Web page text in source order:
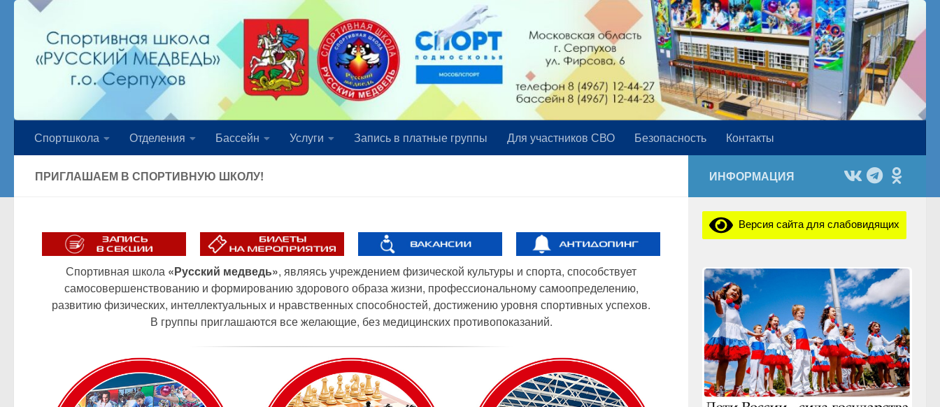
Спортшкола Отделения Бассейн Услуги Запись в платные группы Для участников СВО Безопасность Контакты
ПРИГЛАШАЕМ В СПОРТИВНУЮ ШКОЛУ!
Спортивная школа «Русский медведь», являясь учреждением физической культуры и спорта, способствует
самосовершенствованию и формированию здорового образа жизни, профессиональному самоопределению,
развитию физических, интеллектуальных и нравственных способностей, достижению уровня спортивных успехов.
В группы приглашаются все желающие, без медицинских противопоказаний.
ИНФОРМАЦИЯ
Версия сайта для слабовидящих